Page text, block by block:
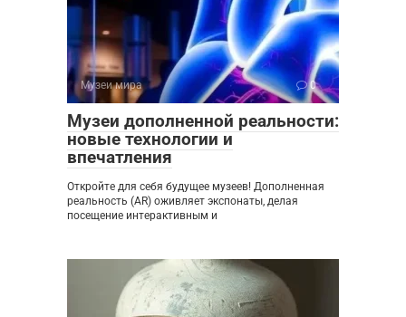
Музеи мира 0
Музеи дополненной реальности:
новые технологии и
впечатления
Откройте для себя будущее музеев! Дополненная
реальность (AR) оживляет экспонаты, делая
посещение интерактивным и